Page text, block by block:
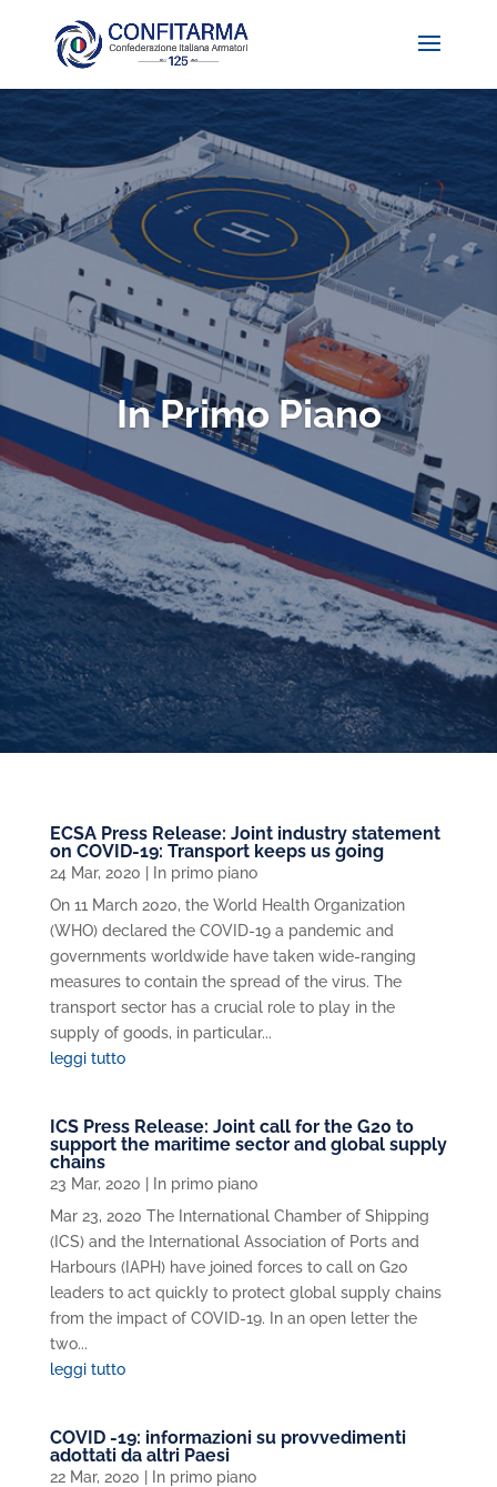
In Primo Piano
ECSA Press Release: Joint industry statement
on COVID-19: Transport keeps us going
24 Mar, 2020
In primo piano
On 11 March 2020, the World Health Organization
(WHO) declared the COVID-19 a pandemic and
governments worldwide have taken wide-ranging
measures to contain the spread of the virus. The
transport sector has a crucial role to play in the
supply of goods, in particular...
leggi tutto
ICS Press Release: Joint call for the G20 to
support the maritime sector and global supply
chains
23 Mar, 2020
In primo piano
Mar 23, 2020 The International Chamber of Shipping
(ICS) and the International Association of Ports and
Harbours (IAPH) have joined forces to call on G20
leaders to act quickly to protect global supply chains
from the impact of COVID-19. In an open letter the
two...
leggi tutto
COVID -19: informazioni su provvedimenti
adottati da altri Paesi
22 Mar, 2020
In primo piano